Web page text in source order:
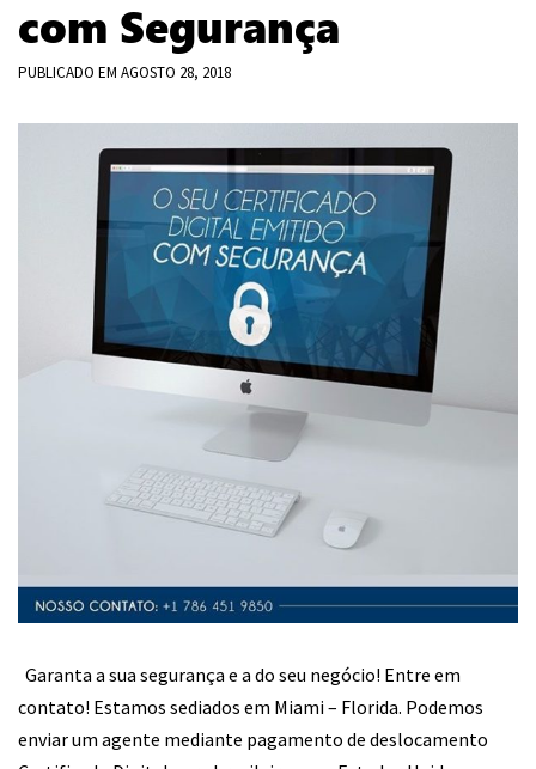
com Segurança
PUBLICADO EM AGOSTO 28, 2018
Garanta a sua segurança e a do seu negócio! Entre em
contato! Estamos sediados em Miami – Florida. Podemos
enviar um agente mediante pagamento de deslocamento​